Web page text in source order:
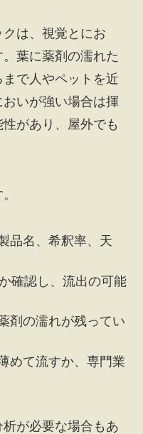
は、視覚とにお
葉に薬剤の濡れた
で人やペットを近
いが強い場合は揮
があり、屋外でも
品名、希釈率、天
確認し、流出の可能
剤の濡れが残ってい
めて流すか、専門業
が必要な場合もあ